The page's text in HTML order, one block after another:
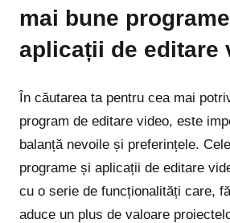
mai bune
aplicații de editare
În căutarea ta pentru cea mai
program de editare video, este
balanță nevoile și preferințele.
programe și aplicații de editare
cu o serie de funcționalități care,
aduce un plus de valoare